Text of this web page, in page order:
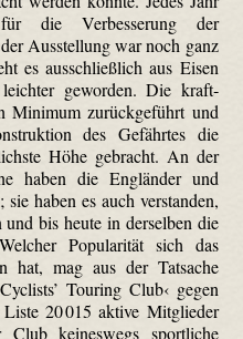
die Verbesserung der
Ausstellung war noch ganz
es ausschließlich aus Eisen
geworden. Die kraft­
Minimum zurückgeführt und
des Gefährtes die
Höhe gebracht. An der
haben die Engländer und
haben es auch verstanden,
bis heute in derselben die
Popularität sich das
hat, mag aus der Tatsache
Touring Club‹ gegen
20 015 aktive Mitglieder
keineswegs sportliche